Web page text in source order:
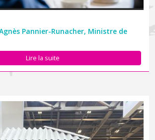
Pannier-Runacher, Ministre de
Lire la suite